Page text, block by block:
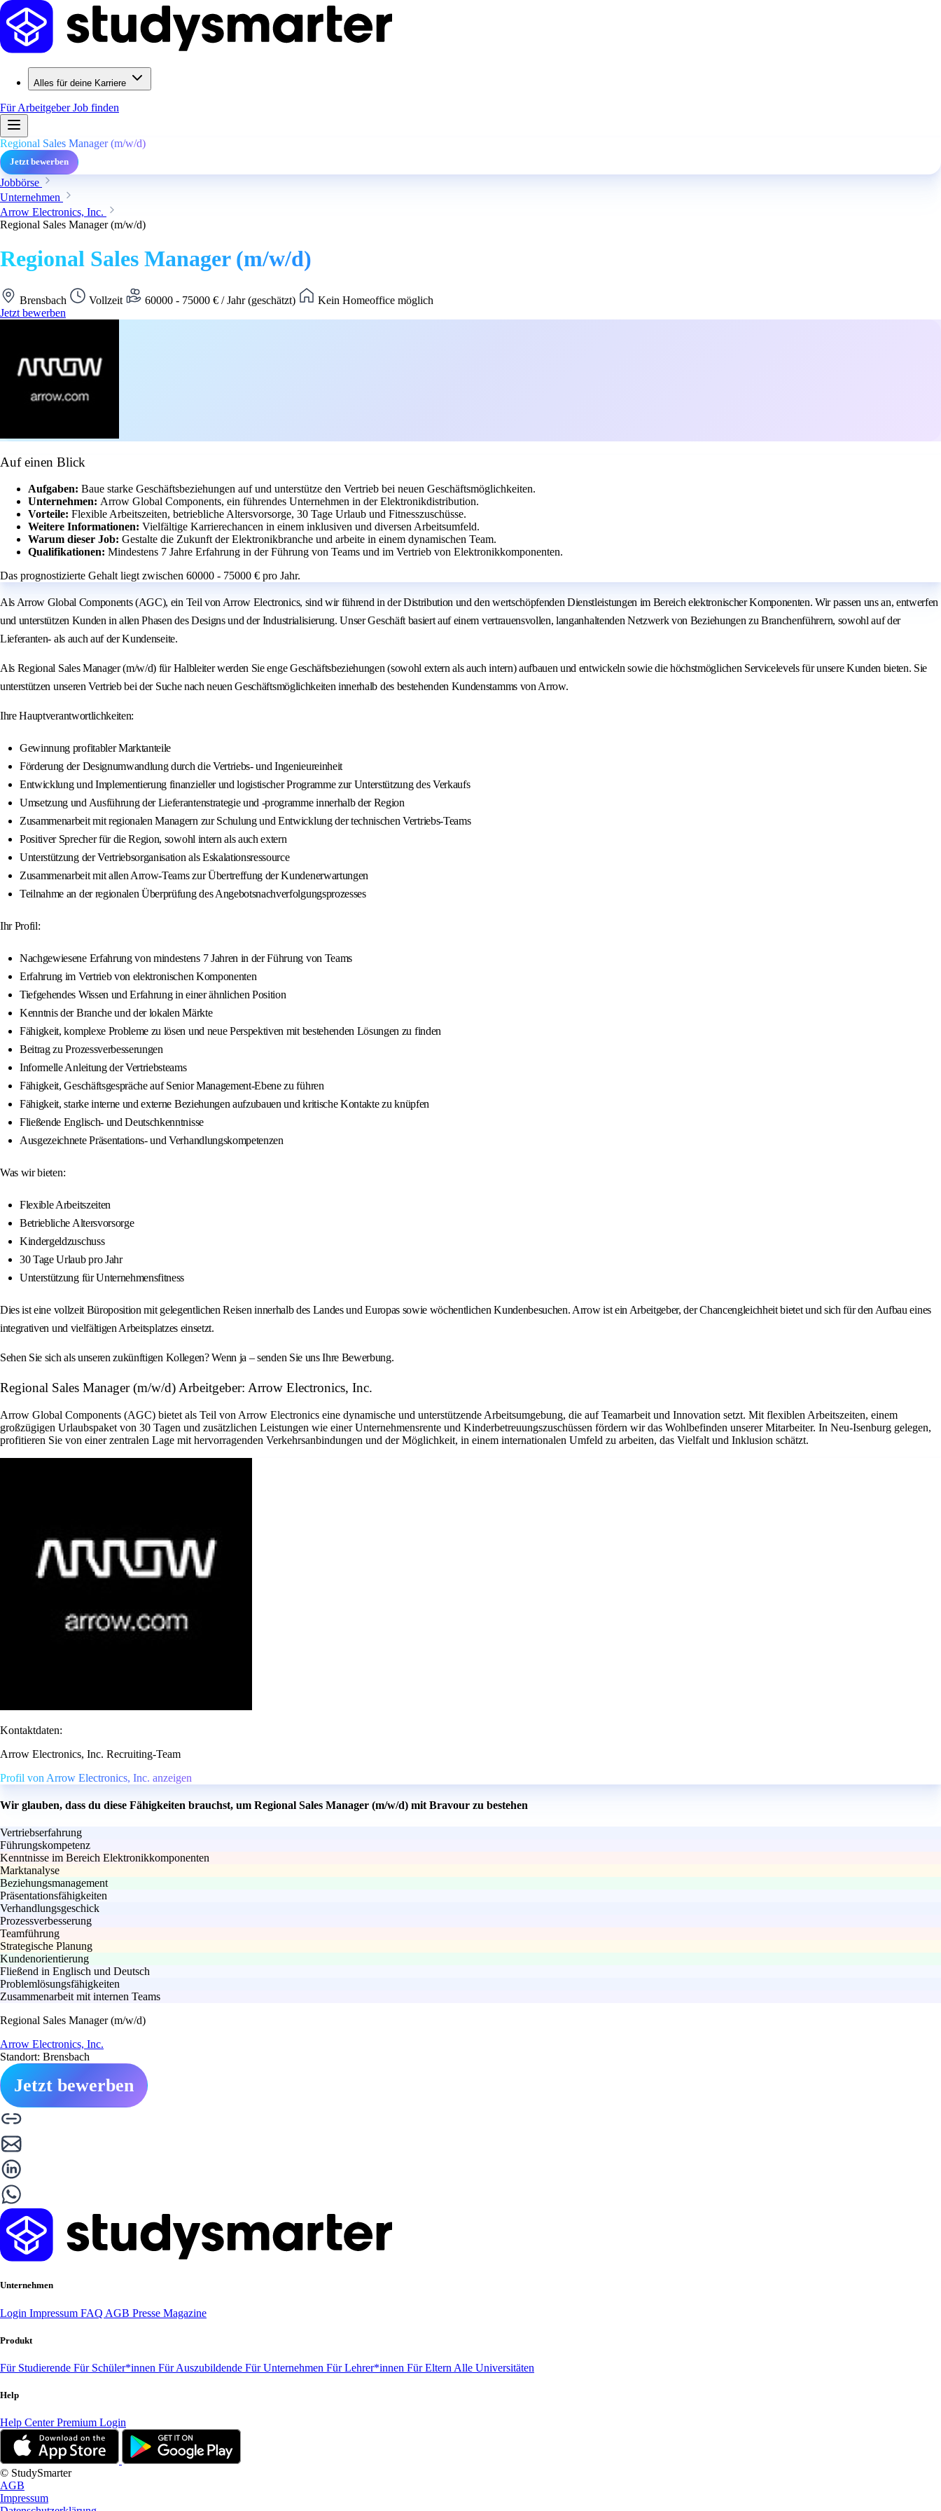
Alles für deine Karriere
Für ArbeitgeberJob finden
Regional Sales Manager (m/w/d)
Jetzt bewerben
Jobbörse
Unternehmen
Arrow Electronics, Inc.
Regional Sales Manager (m/w/d)
Regional Sales Manager (m/w/d)
Brensbach Vollzeit 60000 - 75000 € / Jahr (geschätzt)
Kein Homeoffice möglich
Jetzt bewerben
Auf einen Blick
Aufgaben: Baue starke Geschäftsbeziehungen auf und unterstütze den Vertrieb bei neuen Geschäftsmöglichkeiten.
Unternehmen: Arrow Global Components, ein führendes Unternehmen in der Elektronikdistribution.
Vorteile: Flexible Arbeitszeiten, betriebliche Altersvorsorge, 30 Tage Urlaub und Fitnesszuschüsse.
Weitere Informationen: Vielfältige Karrierechancen in einem inklusiven und diversen Arbeitsumfeld.
Warum dieser Job: Gestalte die Zukunft der Elektronikbranche und arbeite in einem dynamischen Team.
Qualifikationen: Mindestens 7 Jahre Erfahrung in der Führung von Teams und im Vertrieb von Elektronikkomponenten.
Das prognostizierte Gehalt liegt zwischen 60000 - 75000 € pro Jahr.
Als Arrow Global Components (AGC), ein Teil von Arrow Electronics, sind wir führend in der Distribution und den wertschöpfenden Dienstleistungen im Bereich elektronischer Komponenten. Wir passen uns an, entwerfen
und unterstützen Kunden in allen Phasen des Designs und der Industrialisierung. Unser Geschäft basiert auf einem vertrauensvollen, langanhaltenden Netzwerk von Beziehungen zu Branchenführern, sowohl auf der
Lieferanten- als auch auf der Kundenseite.
Als Regional Sales Manager (m/w/d) für Halbleiter werden Sie enge Geschäftsbeziehungen (sowohl extern als auch intern) aufbauen und entwickeln sowie die höchstmöglichen Servicelevels für unsere Kunden bieten. Sie
unterstützen unseren Vertrieb bei der Suche nach neuen Geschäftsmöglichkeiten innerhalb des bestehenden Kundenstamms von Arrow.
Ihre Hauptverantwortlichkeiten:
Gewinnung profitabler Marktanteile
Förderung der Designumwandlung durch die Vertriebs- und Ingenieureinheit
Entwicklung und Implementierung finanzieller und logistischer Programme zur Unterstützung des Verkaufs
Umsetzung und Ausführung der Lieferantenstrategie und -programme innerhalb der Region
Zusammenarbeit mit regionalen Managern zur Schulung und Entwicklung der technischen Vertriebs-Teams
Positiver Sprecher für die Region, sowohl intern als auch extern
Unterstützung der Vertriebsorganisation als Eskalationsressource
Zusammenarbeit mit allen Arrow-Teams zur Übertreffung der Kundenerwartungen
Teilnahme an der regionalen Überprüfung des Angebotsnachverfolgungsprozesses
Ihr Profil:
Nachgewiesene Erfahrung von mindestens 7 Jahren in der Führung von Teams
Erfahrung im Vertrieb von elektronischen Komponenten
Tiefgehendes Wissen und Erfahrung in einer ähnlichen Position
Kenntnis der Branche und der lokalen Märkte
Fähigkeit, komplexe Probleme zu lösen und neue Perspektiven mit bestehenden Lösungen zu finden
Beitrag zu Prozessverbesserungen
Informelle Anleitung der Vertriebsteams
Fähigkeit, Geschäftsgespräche auf Senior Management-Ebene zu führen
Fähigkeit, starke interne und externe Beziehungen aufzubauen und kritische Kontakte zu knüpfen
Fließende Englisch- und Deutschkenntnisse
Ausgezeichnete Präsentations- und Verhandlungskompetenzen
Was wir bieten:
Flexible Arbeitszeiten
Betriebliche Altersvorsorge
Kindergeldzuschuss
30 Tage Urlaub pro Jahr
Unterstützung für Unternehmensfitness
Dies ist eine vollzeit Büroposition mit gelegentlichen Reisen innerhalb des Landes und Europas sowie wöchentlichen Kundenbesuchen. Arrow ist ein Arbeitgeber, der Chancengleichheit bietet und sich für den Aufbau eines
integrativen und vielfältigen Arbeitsplatzes einsetzt.
Sehen Sie sich als unseren zukünftigen Kollegen? Wenn ja – senden Sie uns Ihre Bewerbung.
Regional Sales Manager (m/w/d) Arbeitgeber: Arrow Electronics, Inc.
Arrow Global Components (AGC) bietet als Teil von Arrow Electronics eine dynamische und unterstützende Arbeitsumgebung, die auf Teamarbeit und Innovation setzt. Mit flexiblen Arbeitszeiten, einem
großzügigen Urlaubspaket von 30 Tagen und zusätzlichen Leistungen wie einer Unternehmensrente und Kinderbetreuungszuschüssen fördern wir das Wohlbefinden unserer Mitarbeiter. In Neu-Isenburg gelegen,
profitieren Sie von einer zentralen Lage mit hervorragenden Verkehrsanbindungen und der Möglichkeit, in einem internationalen Umfeld zu arbeiten, das Vielfalt und Inklusion schätzt.
Kontaktdaten:
Arrow Electronics, Inc. Recruiting-Team
Profil von Arrow Electronics, Inc. anzeigen
Wir glauben, dass du diese Fähigkeiten brauchst, um Regional Sales Manager (m/w/d) mit Bravour zu bestehen
Vertriebserfahrung
Führungskompetenz
Kenntnisse im Bereich Elektronikkomponenten
Marktanalyse
Beziehungsmanagement
Präsentationsfähigkeiten
Verhandlungsgeschick
Prozessverbesserung
Teamführung
Strategische Planung
Kundenorientierung
Fließend in Englisch und Deutsch
Problemlösungsfähigkeiten
Zusammenarbeit mit internen Teams
Regional Sales Manager (m/w/d)
Arrow Electronics, Inc.
Standort: Brensbach
Jetzt bewerben
Unternehmen
Login Impressum FAQ AGB Presse Magazine
Produkt
Für Studierende Für Schüler*innen Für Auszubildende Für Unternehmen Für Lehrer*innen Für Eltern Alle Universitäten
Help
Help CenterPremium Login
© StudySmarter
AGB
Impressum